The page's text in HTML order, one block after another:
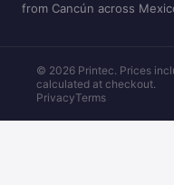
from Cancún across
© 2026 Printec. Prices
calculated at checkout.
PrivacyTerms